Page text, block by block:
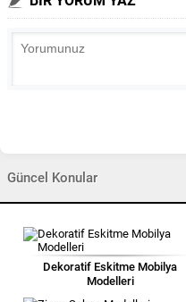
Güncel Konular
Dekoratif Eskitme Mobilya
Modelleri